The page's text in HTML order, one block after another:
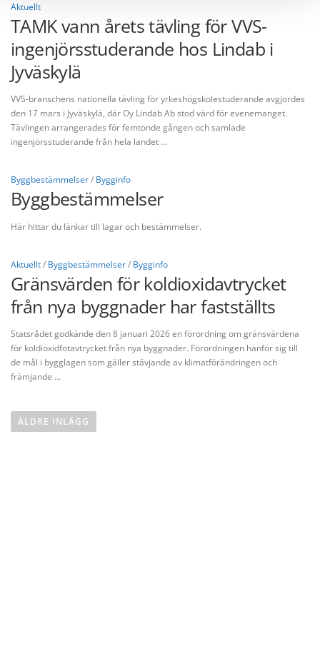
Aktuellt
TAMK vann årets tävling för VVS-
ingenjörsstuderande hos Lindab i
Jyväskylä
VVS-branschens nationella tävling för yrkeshögskolestuderande avgjordes
den 17 mars i Jyväskylä, där Oy Lindab Ab stod värd för evenemanget.
Tävlingen arrangerades för femtonde gången och samlade
ingenjörsstuderande från hela landet …
Byggbestämmelser/ Bygginfo
Byggbestämmelser
Här hittar du länkar till lagar och bestämmelser.
Aktuellt/ Byggbestämmelser/ Bygginfo
Gränsvärden för koldioxidavtrycket
från nya byggnader har fastställts
Statsrådet godkände den 8 januari 2026 en förordning om gränsvärdena
för koldioxidfotavtrycket från nya byggnader. Förordningen hänför sig till
de mål i bygglagen som gäller stävjande av klimatförändringen och
främjande …
nÄLDRE INLÄGG